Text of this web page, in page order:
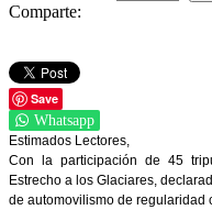
Comparte:
Save
Whatsapp
Estimados Lectores,
Con la participación de 45
Estrecho a los Glaciares,
de automovilismo de regularidad